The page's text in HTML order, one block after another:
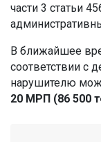
части 3 статьи
В ближайшее
соответствии с
нарушителю
20 МРП (86 500